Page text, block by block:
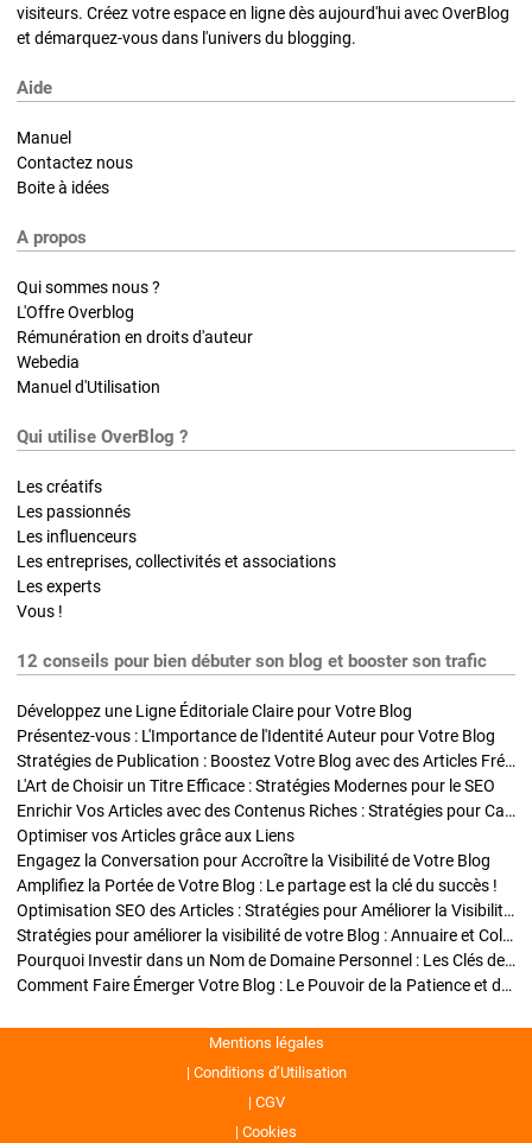
visiteurs. Créez votre espace en ligne dès aujourd'hui avec OverBlog
et démarquez-vous dans l'univers du blogging.
Aide
Manuel
Contactez nous
Boite à idées
A propos
Qui sommes nous ?
L'Offre Overblog
Rémunération en droits d'auteur
Webedia
Manuel d'Utilisation
Qui utilise OverBlog ?
Les créatifs
Les passionnés
Les influenceurs
Les entreprises, collectivités et associations
Les experts
Vous !
12 conseils pour bien débuter son blog et booster son trafic
Développez une Ligne Éditoriale Claire pour Votre Blog
Présentez-vous : L'Importance de l'Identité Auteur pour Votre Blog
Stratégies de Publication : Boostez Votre Blog avec des Articles Fréquents et Exclusifs
L'Art de Choisir un Titre Efficace : Stratégies Modernes pour le SEO
Enrichir Vos Articles avec des Contenus Riches : Stratégies pour Captiver et Optimiser
Optimiser vos Articles grâce aux Liens
Engagez la Conversation pour Accroître la Visibilité de Votre Blog
Amplifiez la Portée de Votre Blog : Le partage est la clé du succès !
Optimisation SEO des Articles : Stratégies pour Améliorer la Visibilité de Votre Blog
Stratégies pour améliorer la visibilité de votre Blog : Annuaire et Collaborations
Pourquoi Investir dans un Nom de Domaine Personnel : Les Clés de la Réussite de Votre Blog
Comment Faire Émerger Votre Blog : Le Pouvoir de la Patience et de la Persévérance
Mentions légales
Conditions d’Utilisation
CGV
Cookies